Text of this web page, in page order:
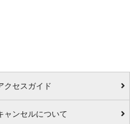
クセスガイド
ャンセルについて